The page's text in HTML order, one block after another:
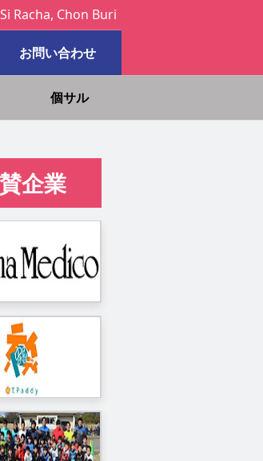
Racha, Chon Buri
お問い合わせ
個サル
企業